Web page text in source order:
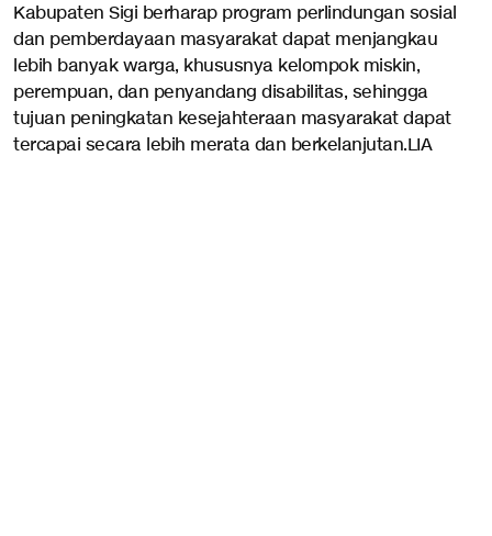
Kabupaten Sigi berharap program perlindungan sosial
dan pemberdayaan masyarakat dapat menjangkau
lebih banyak warga, khususnya kelompok miskin,
perempuan, dan penyandang disabilitas, sehingga
tujuan peningkatan kesejahteraan masyarakat dapat
tercapai secara lebih merata dan berkelanjutan.LIA